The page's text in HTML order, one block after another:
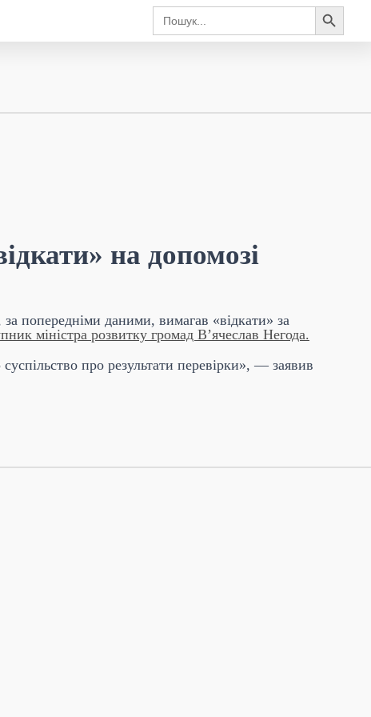
Search
for:
Search Button
на допомозі
попередніми даними, вимагав «відкати» за
міністра розвитку громад В’ячеслав Негода.
про результати перевірки», — заявив